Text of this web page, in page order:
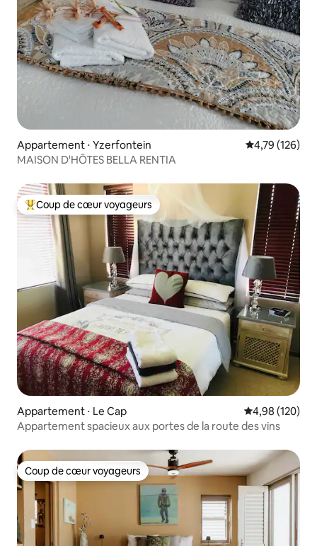
Appartement ⋅ Yzerfontein Évaluation
4,79 (126)
MAISON D'HÔTES BELLA RENTIA
Coups de cœur voyageurs les plus appréciés
Coup de cœur voyageurs
Appartement ⋅ Le Cap Évaluation
4,98 (120)
Appartement spacieux aux portes de la route des vins
Coup de cœur voyageurs
Coup de cœur voyageurs